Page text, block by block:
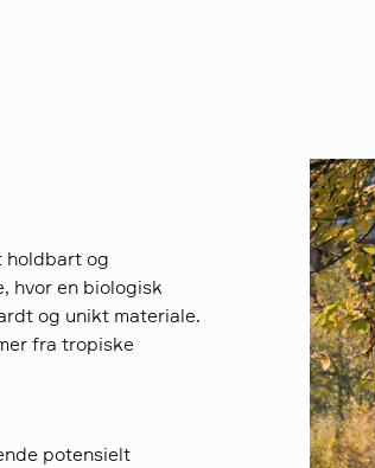
holdbart og
hvor en biologisk
og unikt materiale.
fra tropiske
potensielt